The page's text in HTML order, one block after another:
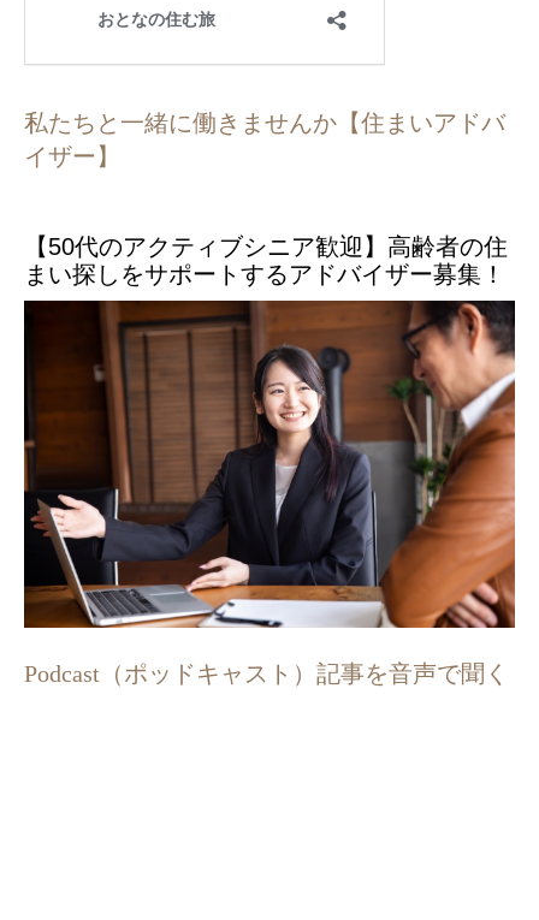
私たちと一緒に働きませんか【住まいアドバ
イザー】
【50代のアクティブシニア歓迎】高齢者の住
まい探しをサポートするアドバイザー募集！
Podcast（ポッドキャスト）記事を音声で聞く